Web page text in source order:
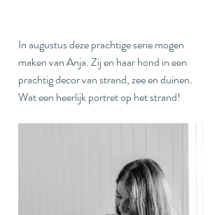
In augustus deze prachtige serie mogen
maken van Anja. Zij en haar hond in een
prachtig decor van strand, zee en duinen.
Wat een heerlijk portret op het strand!